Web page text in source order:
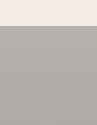
lynhurtigt – så